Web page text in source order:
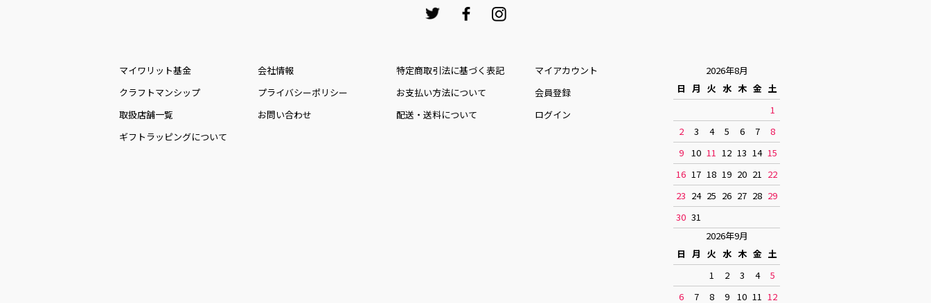
マイワリット基金
クラフトマンシップ
取扱店舗一覧
ギフトラッピングについて
会社情報
プライバシーポリシー
お問い合わせ
特定商取引法に基づく表記
お⽀払い⽅法について
配送・送料について
マイアカウント
会員登録
ログイン
2026年8月
日 月 火 水 木 金 土
1
2
3 4 5 6 7
8
9
10 11 12 13 14 15
16 17 18 19 20 21 22
23 24 25 26 27 28 29
30 31
2026年9月
日 月 火 水 木 金 土
1
2 3 4
5
6
7 8 9 10 11 12